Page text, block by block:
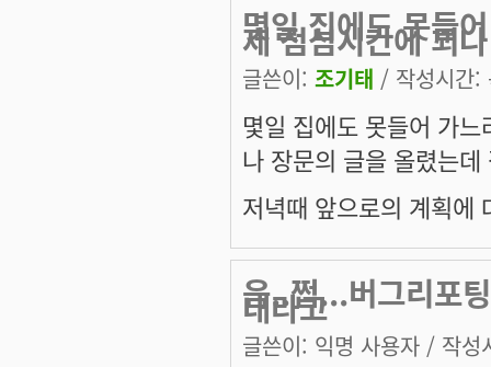
몇일 집에도 못들
제 점심시간에 꾀나
글쓴이: 조기태 / 작성시간
몇일 집에도 못들어 가
나 장문의 글을 올렸는
저녁때 앞으로의 계획에
음..쩝...버그리포
내라고
글쓴이: 익명 사용자 / 작성